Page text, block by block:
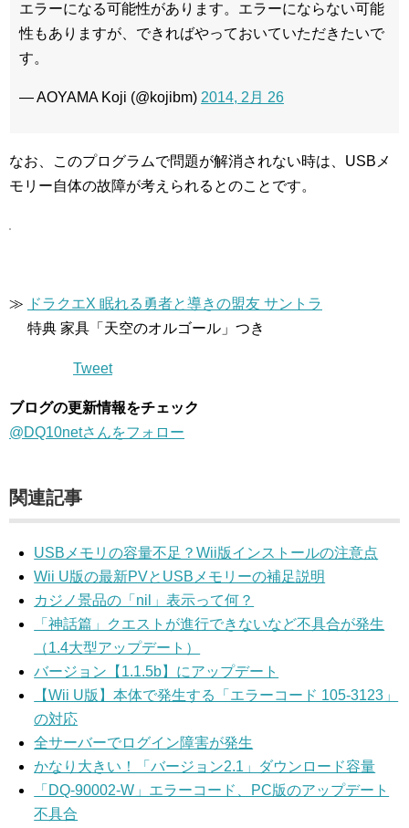
エラーになる可能性があります。エラーにならない可能
性もありますが、できればやっておいていただきたいで
す。
— AOYAMA Koji (@kojibm) 2014, 2月 26
なお、このプログラムで問題が解消されない時は、USBメ
モリー自体の故障が考えられるとのことです。
≫ ドラクエX 眠れる勇者と導きの盟友 サントラ
特典 家具「天空のオルゴール」つき
Tweet
ブログの更新情報をチェック
@DQ10netさんをフォロー
関連記事
USBメモリの容量不足？Wii版インストールの注意点
Wii U版の最新PVとUSBメモリーの補足説明
カジノ景品の「nil」表示って何？
「神話篇」クエストが進行できないなど不具合が発生
（1.4大型アップデート）
バージョン【1.1.5b】にアップデート
【Wii U版】本体で発生する「エラーコード 105-3123」
の対応
全サーバーでログイン障害が発生
かなり大きい！「バージョン2.1」ダウンロード容量
「DQ-90002-W」エラーコード、PC版のアップデート
不具合